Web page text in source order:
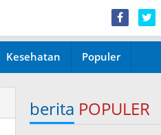
Kesehatan Populer
berita POPULER